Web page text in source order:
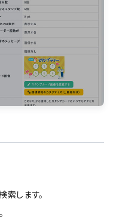
します。